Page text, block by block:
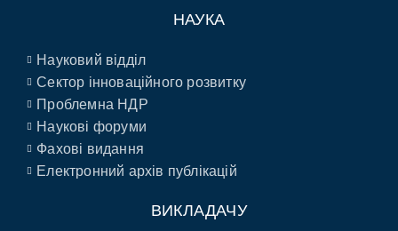
НАУКА
Науковий відділ
Сектор інноваційного розвитку
Проблемна НДР
Наукові форуми
Фахові видання
Електронний архів публікацій
ВИКЛАДАЧУ